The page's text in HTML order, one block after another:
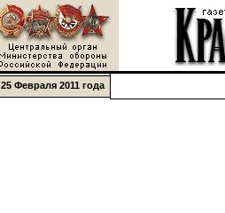
25 Февраля 2011 года